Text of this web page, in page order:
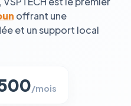
offrant une
et un support local
/mois